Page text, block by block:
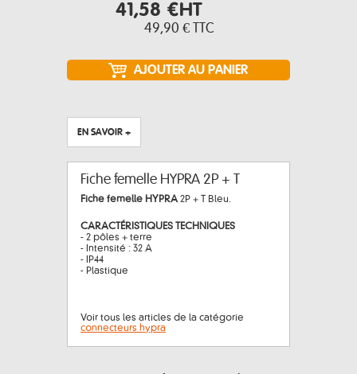
41,58 €HT
49,90 € TTC
EN SAVOIR +
Fiche femelle HYPRA 2P + T
Fiche femelle HYPRA 2P + T Bleu.
CARACTÉRISTIQUES TECHNIQUES
- 2 pôles + terre
- Intensité : 32 A
- IP44
- Plastique
Voir tous les articles de la catégorie
connecteurs hypra